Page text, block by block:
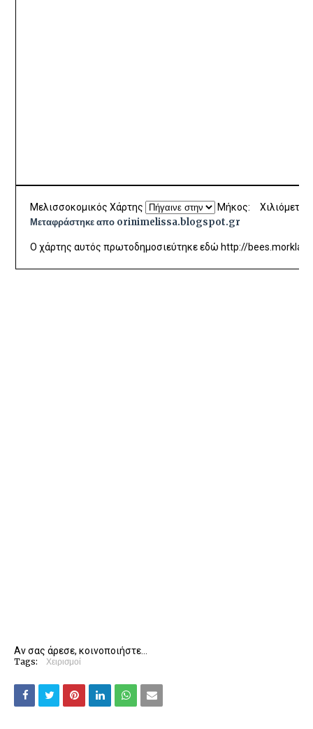
Μελισσοκομικός Χάρτης Μήκος: Χιλιόμετρα
Μεταφράστηκε απο orinimelissa.blogspot.gr
Ο χάρτης αυτός πρωτοδημοσιεύτηκε εδώ http://
Αν σας άρεσε, κοινοποιήστε...
Tags: Χειρισμοί